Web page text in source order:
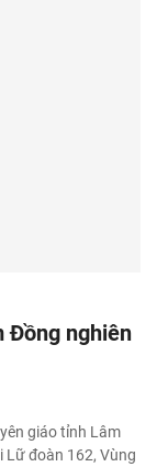
Đồng nghiên
giáo tỉnh Lâm
Lữ đoàn 162, Vùng